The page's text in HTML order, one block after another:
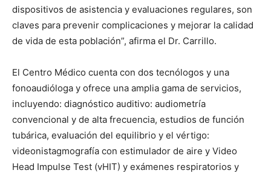
dispositivos de asistencia y evaluaciones regulares, son
claves para prevenir complicaciones y mejorar la calidad
de vida de esta población”, afirma el Dr. Carrillo.
El Centro Médico cuenta con dos tecnólogos y una
fonoaudióloga y ofrece una amplia gama de servicios,
incluyendo: diagnóstico auditivo: audiometría
convencional y de alta frecuencia, estudios de función
tubárica, evaluación del equilibrio y el vértigo:
videonistagmografía con estimulador de aire y Video
Head Impulse Test (vHIT) y exámenes respiratorios y